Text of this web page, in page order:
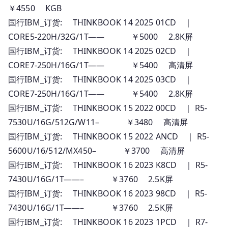
￥4550 KGB
国行IBM_订货: THINKBOOK 14 2025 01CD ｜
CORE5-220H/32G/1T—— ￥5000 2.8K屏
国行IBM_订货: THINKBOOK 14 2025 02CD ｜
CORE7-250H/16G/1T—— ￥5400 高清屏
国行IBM_订货: THINKBOOK 14 2025 03CD ｜
CORE7-250H/16G/1T—— ￥5400 2.8K屏
国行IBM_订货: THINKBOOK 15 2022 00CD ｜ R5-
7530U/16G/512G/W11– ￥3480 高清屏
国行IBM_订货: THINKBOOK 15 2022 ANCD ｜ R5-
5600U/16/512/MX450– ￥3700 高清屏
国行IBM_订货: THINKBOOK 16 2023 K8CD ｜ R5-
7430U/16G/1T——– ￥3760 2.5K屏
国行IBM_订货: THINKBOOK 16 2023 98CD ｜ R5-
7430U/16G/1T——– ￥3760 2.5K屏
国行IBM_订货: THINKBOOK 16 2023 1PCD ｜ R7-